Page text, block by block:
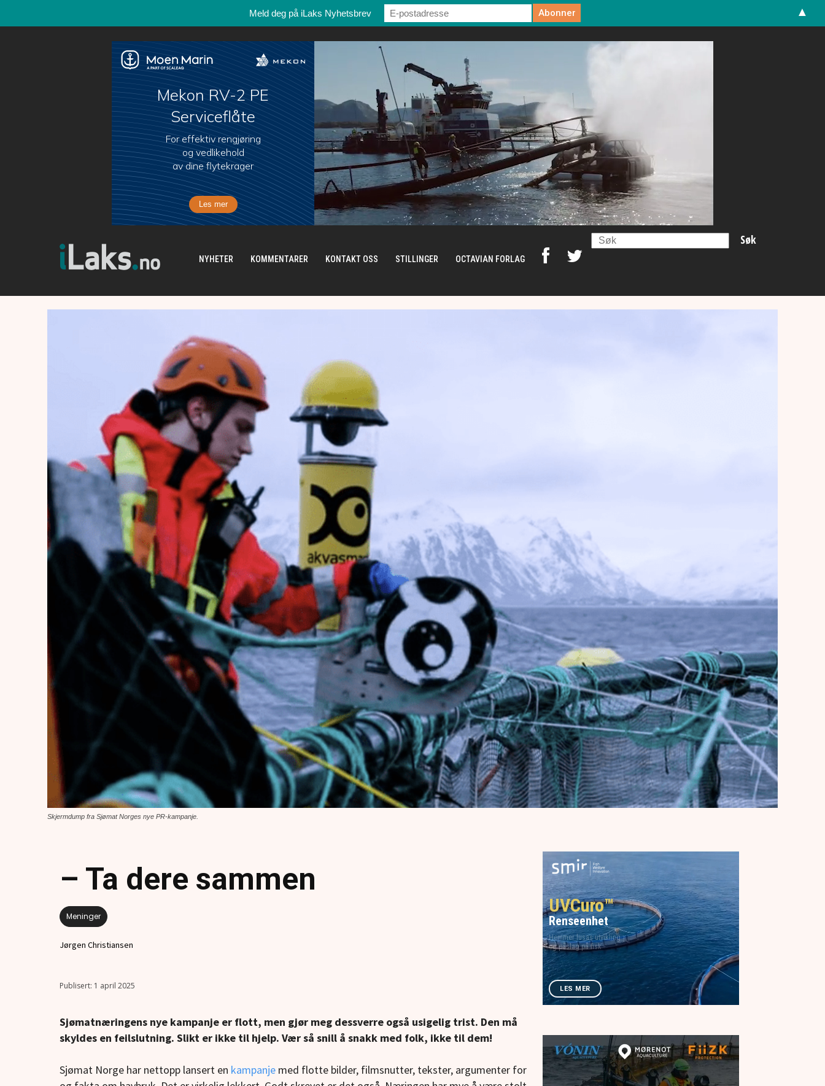
NYHETER KOMMENTARER KONTAKT OSS STILLINGER OCTAVIAN FORLAG
Search
Skjermdump fra Sjømat Norges nye PR-kampanje.
– Ta dere sammen
Meninger
Jørgen Christiansen
1 april 2025
Sjømatnæringens nye kampanje er flott, men gjør meg dessverre også usigelig trist. Den må
skyldes en feilslutning. Slikt er ikke til hjelp. Vær så snill å snakk med folk, ikke til dem!
Sjømat Norge har nettopp lansert en kampanje med flotte bilder, filmsnutter, tekster, argumenter for
Meld deg på iLaks Nyhetsbrev ▲